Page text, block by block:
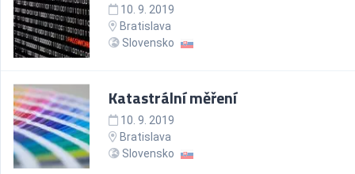
10. 9. 2019
Bratislava
Slovensko
Katastrální měření
10. 9. 2019
Bratislava
Slovensko